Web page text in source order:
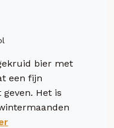
bier met
een fijn
Het is